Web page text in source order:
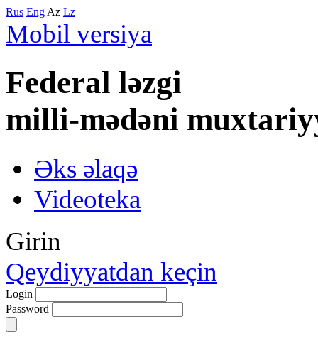
Rus Eng Az Lz
Mobil versiya
Federal lәzgi
milli-mәdәni
Əks əlaqə
Videoteka
Girin
Qeydiyyatdan keçin
Login
Password